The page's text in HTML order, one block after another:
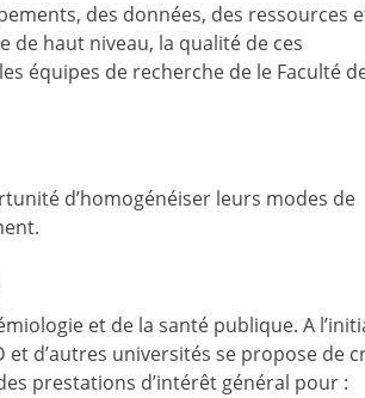
des données, des ressources
de haut niveau, la qualité de ces
équipes de recherche de le Faculté
d’homogénéiser leurs modes de
et de la santé publique. A
et d’autres universités se propose de
prestations d’intérêt général pour :